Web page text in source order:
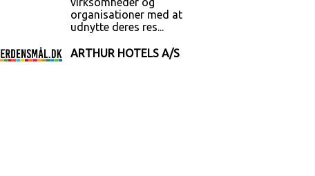
organisationer med at
udnytte deres res...
ARTHUR HOTELS A/S